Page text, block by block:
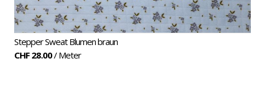
Stepper Sweat Blumen braun
CHF 28.00/ Meter